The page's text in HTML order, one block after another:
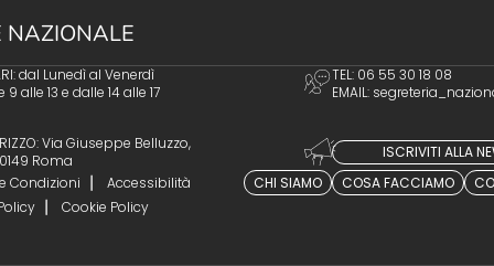
NAZIONALE
dal Lunedì al Venerdì
9 alle 13 e dalle 14 alle 17
TEL: 06 55 30 18 08
EMAIL:
Via Giuseppe Belluzzo,
Roma
ISCRIVITI ALLA
Condizioni
Accessibilità
Cookie Policy
CHI SIAMO COSA FACCIAMO